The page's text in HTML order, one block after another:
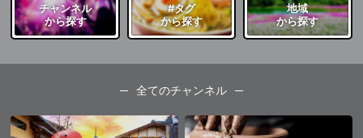
チャンネル
から探す
#タグ
から探す
地域
から探す
全てのチャンネル